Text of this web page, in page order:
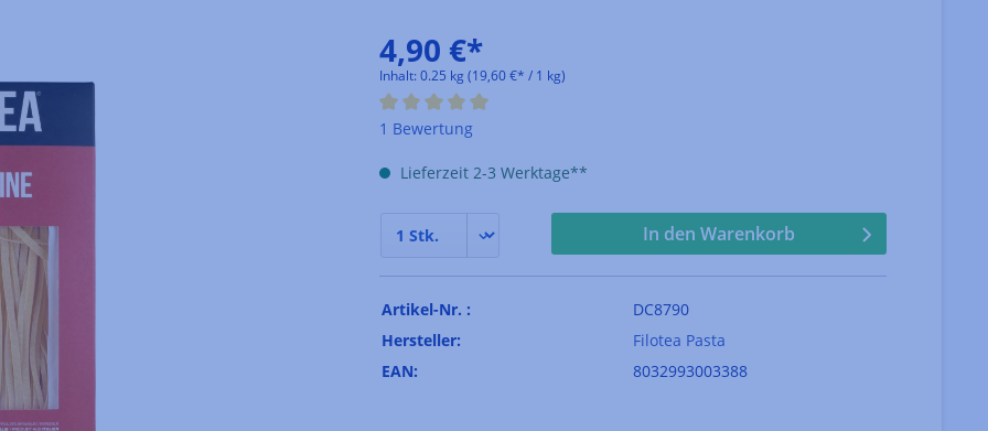
4,90 €*
Inhalt: 0.25 kg (19,60 €* / 1 kg)
Durchschnittliche Bewertung von 5 von 5 Sternen
1 Bewertung
Lieferzeit 2-3 Werktage**
In den Warenkorb
Artikel-Nr. :
DC8790
Hersteller:
Filotea Pasta
EAN:
8032993003388